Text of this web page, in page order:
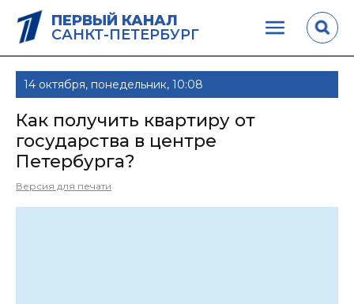
ПЕРВЫЙ КАНАЛ
САНКТ-ПЕТЕРБУРГ
14 октября, понедельник, 10:08
Как получить квартиру от
государства в центре
Петербурга?
Версия для печати